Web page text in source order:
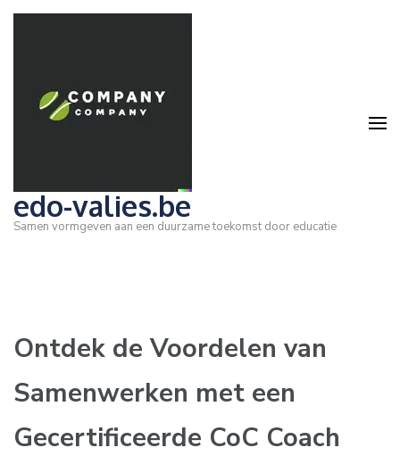
Ga
edo-valies.be
Samen vormgeven aan een duurzame toekomst door educatie
Ontdek de Voordelen van
Samenwerken met een
Gecertificeerde CoC Coach